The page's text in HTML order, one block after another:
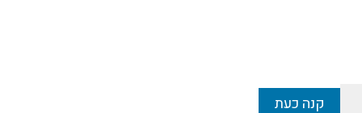
קנה כעת